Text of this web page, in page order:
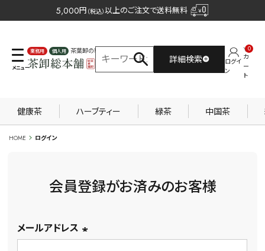
5,000円 （税込）以上のご注文で送料無料
業務用 個人用
茶葉卸の専門サイト
詳細検索
ログイ
ン
カ
ー
ト
0
健康茶 ハーブティー 緑茶 中国茶
HOME ログイン
会員登録がお済みのお客様
メールアドレス